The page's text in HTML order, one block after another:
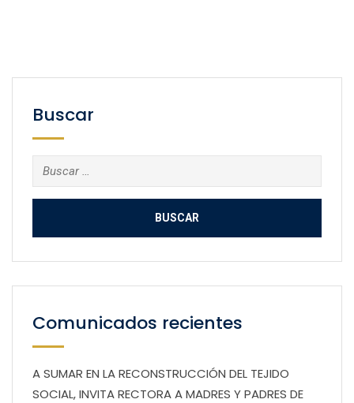
Buscar
Buscar:
Comunicados recientes
A SUMAR EN LA RECONSTRUCCIÓN DEL TEJIDO
SOCIAL, INVITA RECTORA A MADRES Y PADRES DE